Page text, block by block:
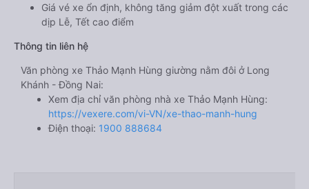
Giá vé xe ổn định, không tăng giảm đột xuất trong các
dịp Lễ, Tết cao điểm
Thông tin liên hệ
Văn phòng xe Thảo Mạnh Hùng giường nằm đôi ở Long
Khánh - Đồng Nai:
Xem địa chỉ văn phòng nhà xe Thảo Mạnh Hùng:
https://vexere.com/vi-VN/xe-thao-manh-hung
Điện thoại: 1900 888684